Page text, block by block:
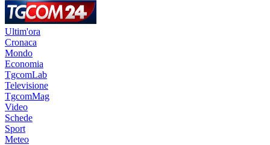
Ultim'ora
Cronaca
Mondo
Economia
TgcomLab
Televisione
TgcomMag
Video
Schede
Sport
Meteo